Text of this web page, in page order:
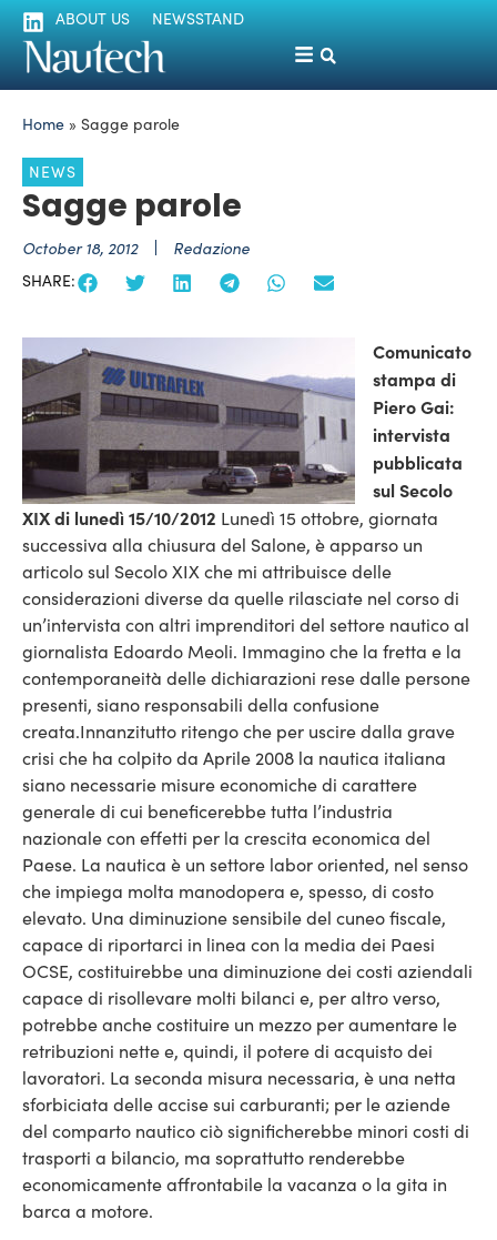
ABOUT US NEWSSTAND
Home » Sagge parole
NEWS
Sagge parole
October 18, 2012 Redazione
SHARE:
Comunicato
stampa di
Piero Gai:
intervista
pubblicata
sul Secolo
XIX di lunedì 15/10/2012 Lunedì 15 ottobre, giornata
successiva alla chiusura del Salone, è apparso un
articolo sul Secolo XIX che mi attribuisce delle
considerazioni diverse da quelle rilasciate nel corso di
un’intervista con altri imprenditori del settore nautico al
giornalista Edoardo Meoli. Immagino che la fretta e la
contemporaneità delle dichiarazioni rese dalle persone
presenti, siano responsabili della confusione
creata.Innanzitutto ritengo che per uscire dalla grave
crisi che ha colpito da Aprile 2008 la nautica italiana
siano necessarie misure economiche di carattere
generale di cui beneficerebbe tutta l’industria
nazionale con effetti per la crescita economica del
Paese. La nautica è un settore labor oriented, nel senso
che impiega molta manodopera e, spesso, di costo
elevato. Una diminuzione sensibile del cuneo fiscale,
capace di riportarci in linea con la media dei Paesi
OCSE, costituirebbe una diminuzione dei costi aziendali
capace di risollevare molti bilanci e, per altro verso,
potrebbe anche costituire un mezzo per aumentare le
retribuzioni nette e, quindi, il potere di acquisto dei
lavoratori. La seconda misura necessaria, è una netta
sforbiciata delle accise sui carburanti; per le aziende
del comparto nautico ciò significherebbe minori costi di
trasporti a bilancio, ma soprattutto renderebbe
economicamente affrontabile la vacanza o la gita in
barca a motore.